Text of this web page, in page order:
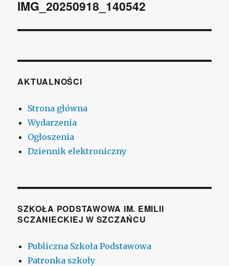
IMG_20250918_140542
AKTUALNOŚCI
Strona główna
Wydarzenia
Ogłoszenia
Dziennik elektroniczny
SZKOŁA PODSTAWOWA IM. EMILII
SCZANIECKIEJ W SZCZAŃCU
Publiczna Szkoła Podstawowa
Patronka szkoły